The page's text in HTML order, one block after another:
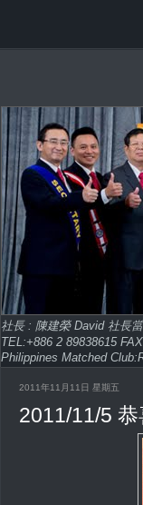
社長 : 陳建榮 David 社長
TEL:+886 2 89838615
Philippines Matched
2011年11月11日 星期五
2011/11/5